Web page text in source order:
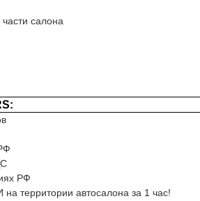
салона
РФ
территории автосалона за 1 час!